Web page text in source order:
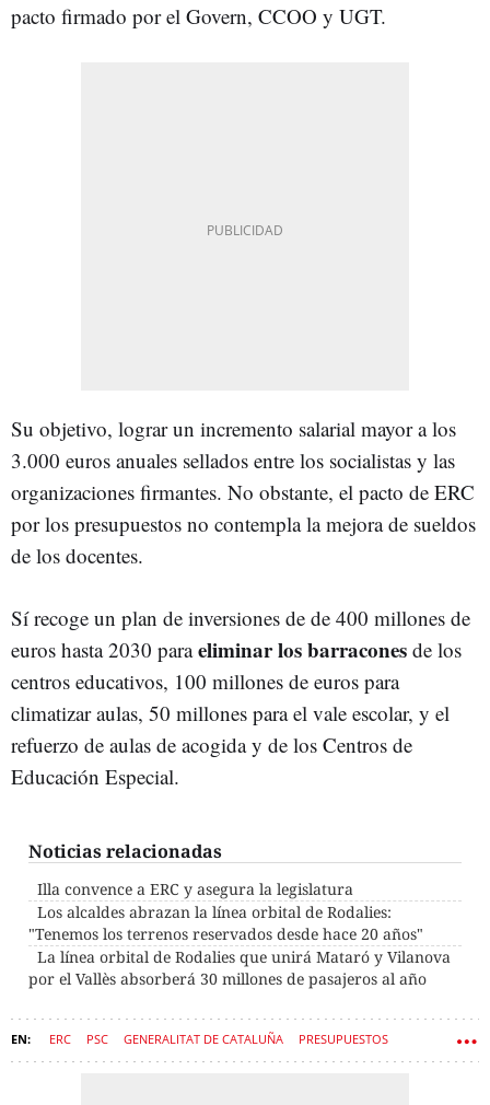
pacto firmado por el Govern, CCOO y UGT.
Su objetivo, lograr un incremento salarial mayor a los
3.000 euros anuales sellados entre los socialistas y las
organizaciones firmantes. No obstante, el pacto de ERC
por los presupuestos no contempla la mejora de sueldos
de los docentes.
Sí recoge un plan de inversiones de de 400 millones de
euros hasta 2030 paraeliminar los barracones de los
centros educativos, 100 millones de euros para
climatizar aulas, 50 millones para el vale escolar, y el
refuerzo de aulas de acogida y de los Centros de
Educación Especial.
Noticias relacionadas
Illa convence a ERC y asegura la legislatura
Los alcaldes abrazan la línea orbital de Rodalies:
"Tenemos los terrenos reservados desde hace 20 años"
La línea orbital de Rodalies que unirá Mataró y Vilanova
por el Vallès absorberá 30 millones de pasajeros al año
ERC PSC GENERALITAT DE CATALUÑA PRESUPUESTOS